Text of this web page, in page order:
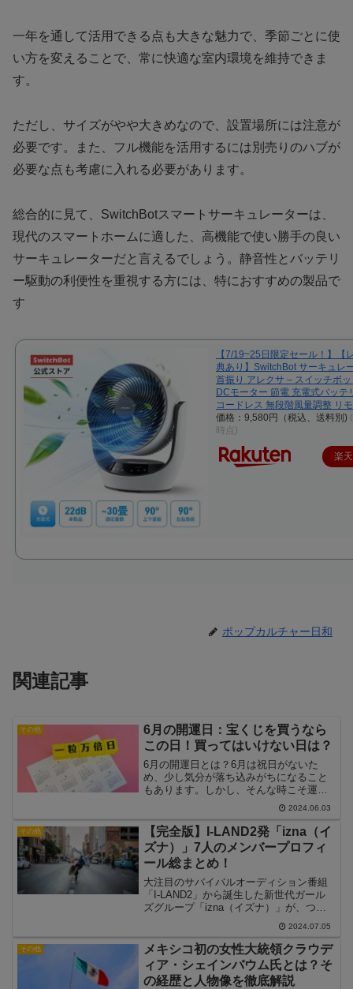
一年を通して活用できる点も大きな魅力で、季節ごとに使
い方を変えることで、常に快適な室内環境を維持できま
す。
ただし、サイズがやや大きめなので、設置場所には注意が
必要です。また、フル機能を活用するには別売りのハブが
必要な点も考慮に入れる必要があります。
総合的に見て、SwitchBotスマートサーキュレーターは、
現代のスマートホームに適した、高機能で使い勝手の良い
サーキュレーターだと言えるでしょう。静音性とバッテリ
ー駆動の利便性を重視する方には、特におすすめの製品で
す
【7/19~25日限定セール！】【
典あり】SwitchBot サーキュレ
首振り アレクサ – スイッチボ
DCモーター 節電 充電式バッテ
コードレス 無段階風量調整 リ
価格：9,580円（税込、送料別)
時点)
楽
ポップカルチャー日和
関連記事
その他
6月の開運日：宝くじを買うなら
この日！買ってはいけない日は？
6月の開運日とは？6月は祝日がないた
め、少し気分が落ち込みがちになること
もあります。しかし、そんな時こそ運を
開くチャンスです。特に、宝くじを購入
する際には、縁起の良い日を選ぶことで
運気を引き寄せることができます。この
記事では、2024年6月...
2024.06.03
その他
【完全版】I-LAND2発「izna（イ
ズナ）」7人のメンバープロフィ
ール総まとめ！
大注目のサバイバルオーディション番組
「I-LAND2」から誕生した新世代ガール
ズグループ「izna（イズナ）」が、つい
にデビューを果たしました。BLACKPINK
を世に送り出したTEDDYがプロデュース
を手掛けるということで、デビュー前か
ら...
2024.07.05
その他
メキシコ初の女性大統領クラウデ
ィア・シェインバウム氏とは？そ
の経歴と人物像を徹底解説